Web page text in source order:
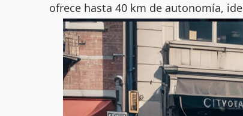
ofrece hasta 40 km de autonomía,